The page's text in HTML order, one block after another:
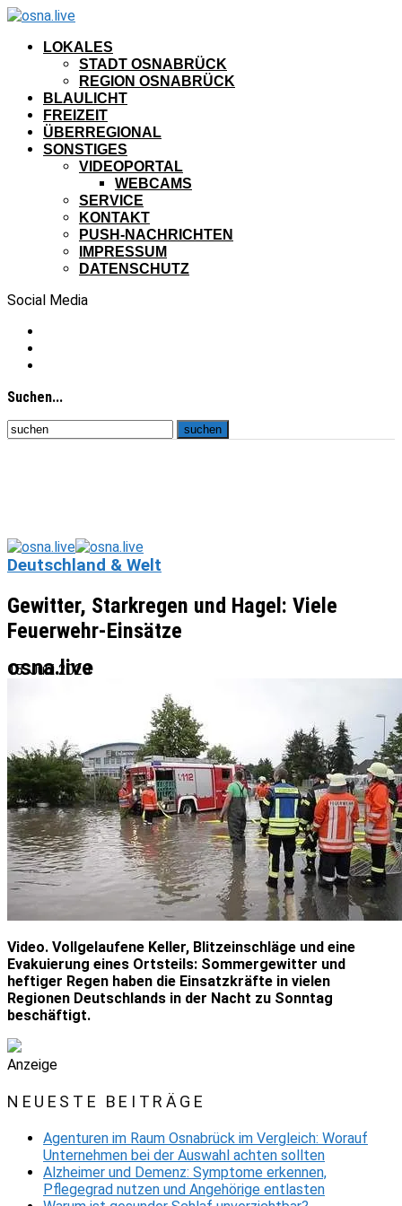
LOKALES
STADT OSNABRÜCK
REGION OSNABRÜCK
BLAULICHT
FREIZEIT
ÜBERREGIONAL
SONSTIGES
VIDEOPORTAL
WEBCAMS
SERVICE
KONTAKT
PUSH-NACHRICHTEN
IMPRESSUM
DATENSCHUTZ
Social Media
Suchen...
osna.live
Deutschland & Welt
Gewitter, Starkregen und Hagel: Viele
Feuerwehr-Einsätze
15. Juni 2020
Video. Vollgelaufene Keller, Blitzeinschläge und eine
Evakuierung eines Ortsteils: Sommergewitter und
heftiger Regen haben die Einsatzkräfte in vielen
Regionen Deutschlands in der Nacht zu Sonntag
beschäftigt.
Anzeige
NEUESTE BEITRÄGE
Agenturen im Raum Osnabrück im Vergleich: Worauf
Unternehmen bei der Auswahl achten sollten
Alzheimer und Demenz: Symptome erkennen,
Pflegegrad nutzen und Angehörige entlasten